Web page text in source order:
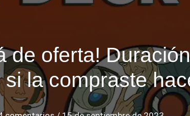
de oferta!
la compraste